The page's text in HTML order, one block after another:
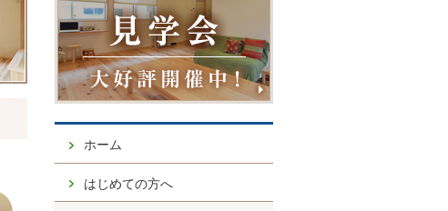
ホーム
はじめての方へ